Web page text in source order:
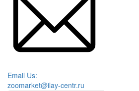
Email Us:
zoomarket@ilay-centr.ru